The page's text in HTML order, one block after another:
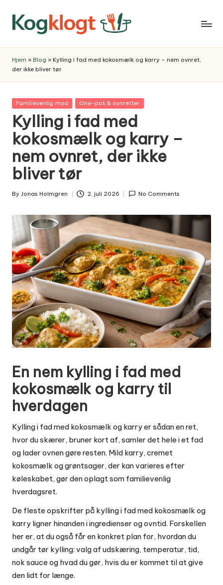
content
Hjem » Blog » Kylling i fad med kokosmælk og karry – nem ovnret,
der ikke bliver tør
Posted
Familievenlig mad One-pot & ovnretter
Kylling i fad med
kokosmælk og karry –
nem ovnret, der ikke
bliver tør
Posted
By Jonas Holmgren 2. juli 2026 No Comments
En nem kylling i fad med
kokosmælk og karry til
hverdagen
Kylling i fad med kokosmælk og karry er sådan en ret,
hvor du skærer, bruner kort af, samler det hele i et fad
og lader ovnen gøre resten. Mild karry, cremet
kokosmælk og grøntsager, der kan varieres efter
køleskabet, gør den oplagt som familievenlig
hverdagsret.
De fleste opskrifter på kylling i fad med kokosmælk og
karry ligner hinanden i ingredienser og ovntid. Forskellen
her er, at du også får en konkret plan for, hvordan du
undgår tør kylling: valg af udskæring, temperatur, tid,
nok sauce og hvad du gør, hvis du er kommet til at give
den lidt for længe.